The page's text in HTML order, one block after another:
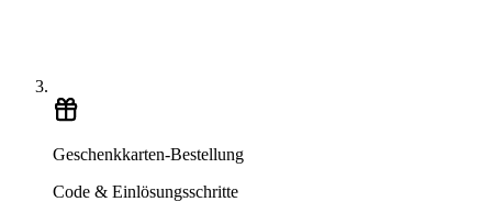
Geschenkkarten-Bestellung
Code & Einlösungsschritte